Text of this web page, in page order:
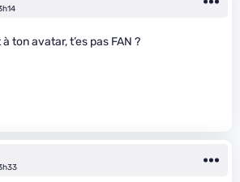
ton avatar, t’es pas FAN ?